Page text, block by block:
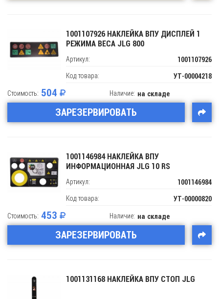
1001107926 НАКЛЕЙКА ВПУ ДИСПЛЕЙ 1
РЕЖИМА ВЕСА JLG 800
Артикул:
1001107926
Код товара: УТ-00004218
Стоимость: 504
ЗАРЕЗЕРВИРОВАТЬ
Наличие: на складе
1001146984 НАКЛЕЙКА ВПУ
ИНФОРМАЦИОННАЯ JLG 10 RS
Артикул:
1001146984
Код товара: УТ-00000820
Стоимость: 453
ЗАРЕЗЕРВИРОВАТЬ
Наличие: на складе
1001131168 НАКЛЕЙКА ВПУ СТОП JLG